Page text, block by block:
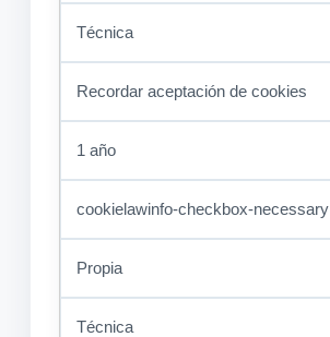
Técnica
Recordar aceptación de cookies
1 año
cookielawinfo-checkbox-necessary
Propia
Técnica